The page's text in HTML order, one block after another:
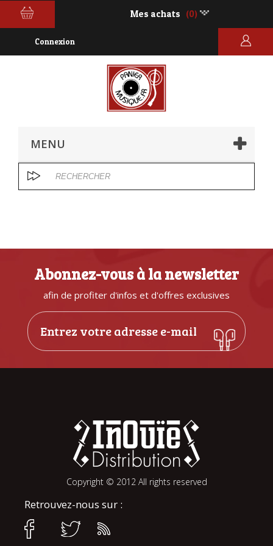
Mes achats (0)
Connexion
MENU
Abonnez-vous à la newsletter
afin de profiter d'infos et d'offres exclusives
Copyright © 2012 All rights reserved
Retrouvez-nous sur :